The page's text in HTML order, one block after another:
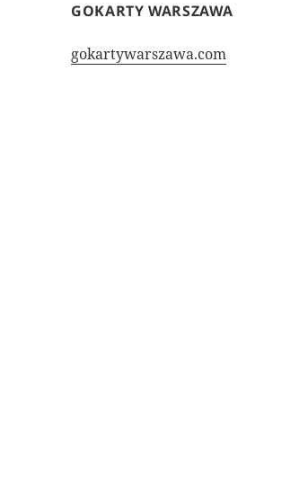
GOKARTY WARSZAWA
gokartywarszawa.com